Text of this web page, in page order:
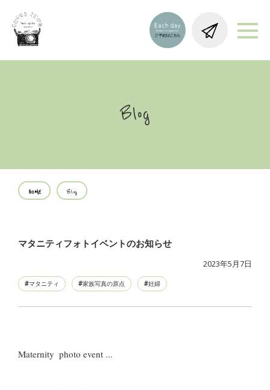
Blog
HOME Blog
マタニティフォトイベントのお知らせ
2023年5月7日
マタニティ 家族写真の原点 妊婦